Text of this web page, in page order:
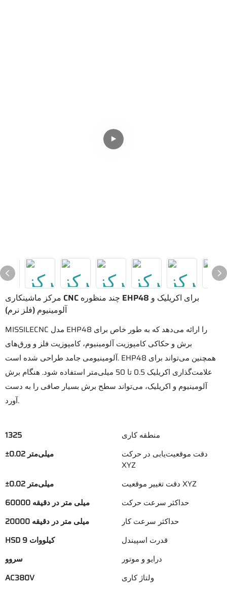
مرکز ماشینکاری CNC چند منظوره EHP48 برای اکریلیک و
آلومینیوم (فلز نرم)
MISSILECNC مدل EHP48 را ارائه می‌دهد که به طور خاص برای
برش و حکاکی کامپوزیت آلومینیوم، کامپوزیت فلز و ورق‌های
آلومینیومی جامد طراحی شده است. EHP48 همچنین می‌تواند برای
علامت‌گذاری اکریلیک 0.5 تا 50 میلی‌متر استفاده شود. هنگام برش
آلومینیوم و اکریلیک، می‌تواند سطح برش بسیار صافی را به دست
آورد.
1325
منطقه کاری
±0.02 میلی‌متر
دقت موقعیت‌یابی در حرکت
XYZ
±0.02 میلی‌متر
دقت تغییر موقعیت XYZ
60000 میلی متر در دقیقه
حداکثر سرعت حرکت
20000 میلی متر در دقیقه
حداکثر سرعت کار
HSD 9 کیلووات
قدرت اسپیندل
سروو
درایو و موتور
AC380V
ولتاژ کاری